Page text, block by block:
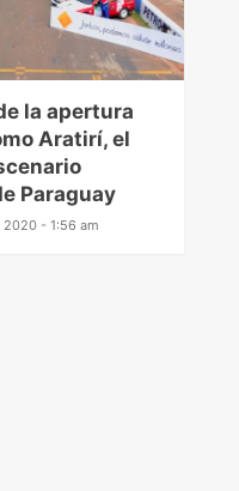
la apertura
Aratirí, el
Paraguay
- 1:56 am